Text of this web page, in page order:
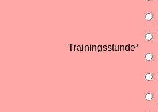
Trainingsstunde*